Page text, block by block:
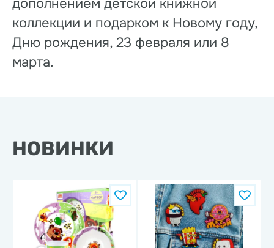
дополнением детской книжной
коллекции и подарком к Новому году,
Дню рождения, 23 февраля или 8
марта.
НОВИНКИ